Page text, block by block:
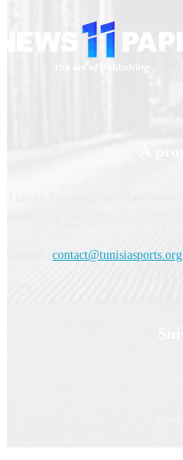
contact@tunisiasports.org